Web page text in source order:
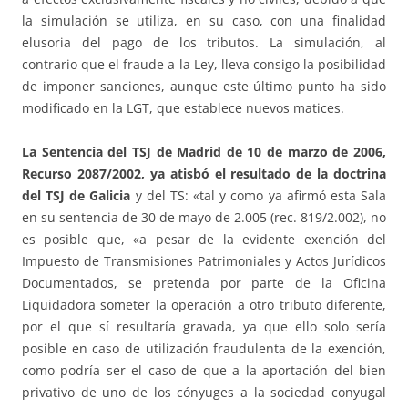
la simulación se utiliza, en su caso, con una finalidad
elusoria del pago de los tributos. La simulación, al
contrario que el fraude a la Ley, lleva consigo la posibilidad
de imponer sanciones, aunque este último punto ha sido
modificado en la LGT, que establece nuevos matices.
La Sentencia del TSJ de Madrid de 10 de marzo de 2006,
Recurso 2087/2002, ya atisbó el resultado de la doctrina
del TSJ de Galicia y del TS: «tal y como ya afirmó esta Sala
en su sentencia de 30 de mayo de 2.005 (rec. 819/2.002), no
es posible que, «a pesar de la evidente exención del
Impuesto de Transmisiones Patrimoniales y Actos Jurídicos
Documentados, se pretenda por parte de la Oficina
Liquidadora someter la operación a otro tributo diferente,
por el que sí resultaría gravada, ya que ello solo sería
posible en caso de utilización fraudulenta de la exención,
como podría ser el caso de que a la aportación del bien
privativo de uno de los cónyuges a la sociedad conyugal